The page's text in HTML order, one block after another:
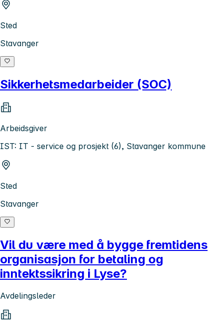
Sted
Stavanger
Sikkerhetsmedarbeider (SOC)
Arbeidsgiver
IST: IT - service og prosjekt (6), Stavanger kommune
Sted
Stavanger
Vil du være med å bygge fremtidens
organisasjon for betaling og
inntektssikring i Lyse?
Avdelingsleder